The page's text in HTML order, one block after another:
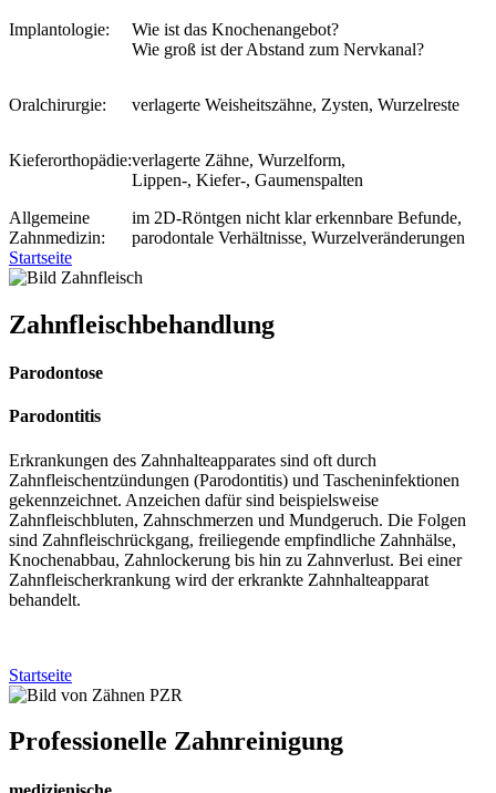
Implantologie:
Wie ist das Knochenangebot?
Wie groß ist der Abstand zum Nervkanal?
Oralchirurgie: verlagerte Weisheitszähne, Zysten, Wurzelreste
Kieferorthopädie:verlagerte Zähne, Wurzelform,
Lippen-, Kiefer-, Gaumenspalten
Allgemeine
Zahnmedizin:
im 2D-Röntgen nicht klar erkennbare Befunde,
parodontale Verhältnisse, Wurzelveränderungen
Startseite
Zahnfleischbehandlung
Parodontose
Parodontitis
Erkrankungen des Zahnhalteapparates sind oft durch
Zahnfleischentzündungen (Parodontitis) und Tascheninfektionen
gekennzeichnet. Anzeichen dafür sind beispielsweise
Zahnfleischbluten, Zahnschmerzen und Mundgeruch. Die Folgen
sind Zahnfleischrückgang, freiliegende empfindliche Zahnhälse,
Knochenabbau, Zahnlockerung bis hin zu Zahnverlust. Bei einer
Zahnfleischerkrankung wird der erkrankte Zahnhalteapparat
behandelt.
Startseite
Professionelle Zahnreinigung